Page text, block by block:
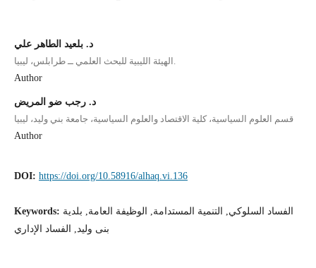
د. بلعيد الطاهر علي
Author
د. رجب ضو المريض
قسم العلوم السياسية، كلية الاقتصاد والعلوم السياسية، جامعة بني وليد، ليبيا
Author
DOI: https://doi.org/10.58916/alhaq.vi.136
Keywords: الفساد السلوكي, التنمية المستدامة, الوظيفة العامة, بلدية
بنى وليد, الفساد الإداري